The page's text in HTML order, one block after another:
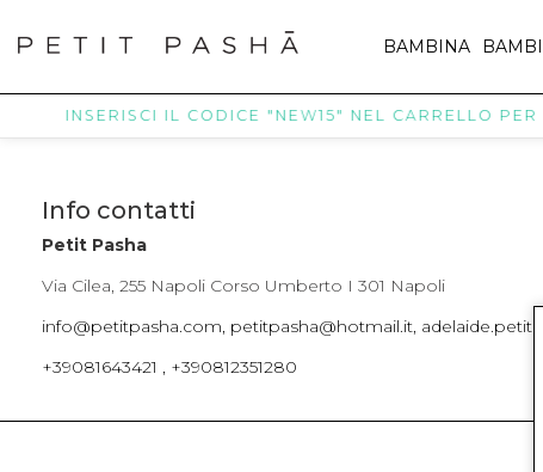
BAMBINA
INSERISCI IL CODICE "NEW15" NEL CARRELLO
Info contatti
Petit Pasha
Via Cilea, 255 Napoli Corso Umberto I 301 Napoli
info@petitpasha.com, petitpasha@hotmail.it,
+39081643421 , +390812351280